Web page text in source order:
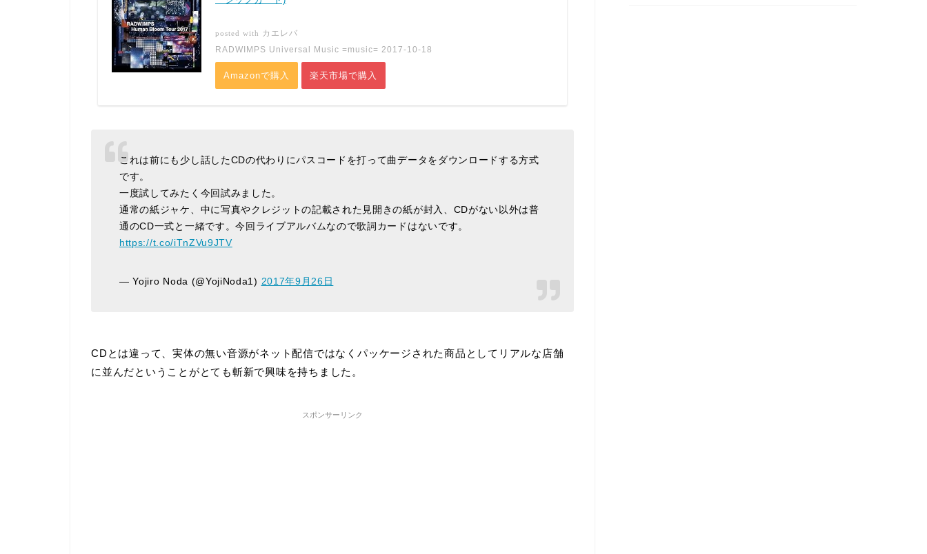
posted with カエレバ
RADWIMPS Universal Music =music= 2017-10-18
Amazonで購入 楽天市場で購入
これは前にも少し話したCDの代わりにパスコードを打って曲データをダウンロードする方式
です。
一度試してみたく今回試みました。
通常の紙ジャケ、中に写真やクレジットの記載された見開きの紙が封入、CDがない以外は普
通のCD一式と一緒です。今回ライブアルバムなので歌詞カードはないです。
https://t.co/iTnZVu9JTV
— Yojiro Noda (@YojiNoda1) 2017年9月26日
CDとは違って、実体の無い音源がネット配信ではなくパッケージされた商品としてリアルな店舗
に並んだということがとても斬新で興味を持ちました。
スポンサーリンク